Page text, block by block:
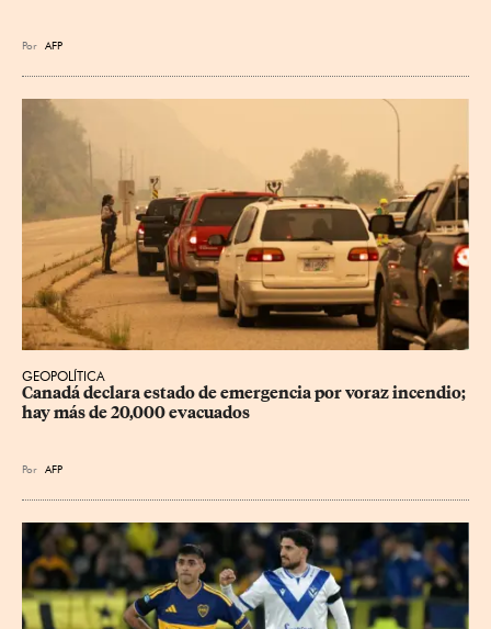
Por AFP
GEOPOLÍTICA
Canadá declara estado de emergencia por voraz incendio;
hay más de 20,000 evacuados
Por AFP